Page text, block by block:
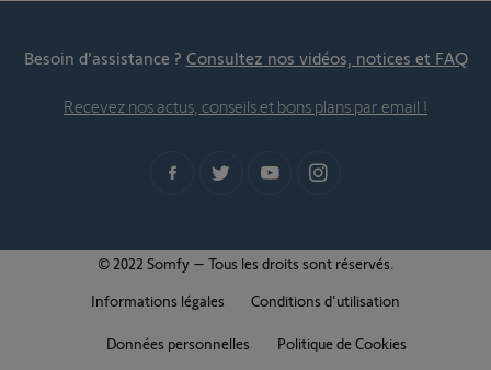
Besoin d’assistance ? Consultez nos vidéos, notices et FAQ
Recevez nos actus, conseils et bons plans par email !
© 2022 Somfy – Tous les droits sont réservés.
Informations légales
Conditions d'utilisation
Données personnelles Politique de Cookies